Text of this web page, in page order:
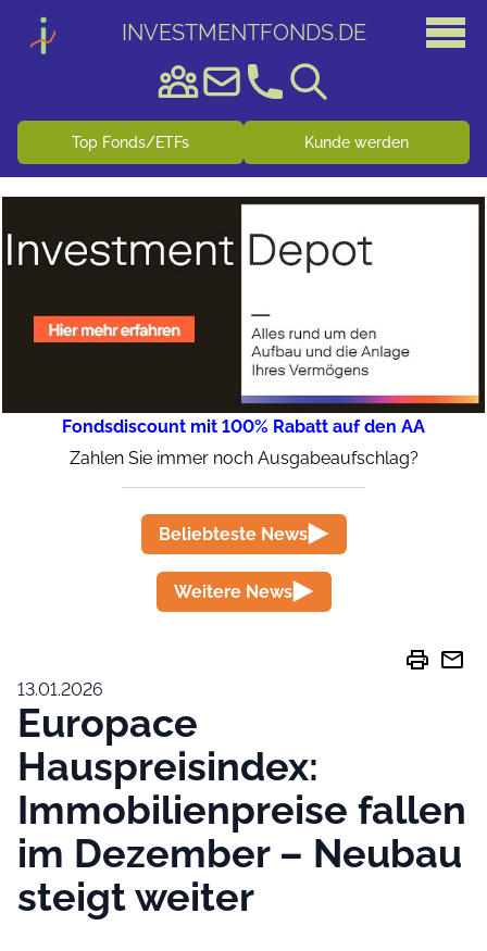
INVESTMENTFONDS.DE
Top Fonds/ETFs Kunde werden
Fondsdiscount mit 100% Rabatt auf den AA
Zahlen Sie immer noch Ausgabeaufschlag?
Beliebteste News
Weitere News
print mail
13.01.2026
Europace
Hauspreisindex:
Immobilienpreise fallen
im Dezember – Neubau
steigt weiter